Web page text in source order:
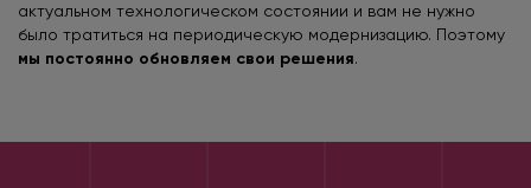
актуальном технологическом состоянии и вам не нужно
было тратиться на периодическую модернизацию. Поэтому
мы постоянно обновляем свои решения.